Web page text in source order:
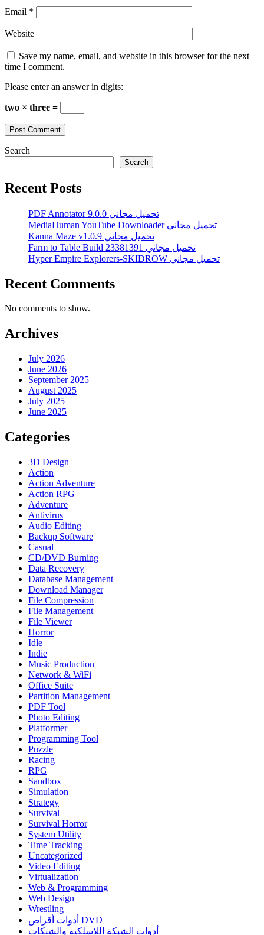
Email *
Website
Save my name, email, and website in this browser for the next
time I comment.
Please enter an answer in digits:
two × three =
Search
Search
Recent Posts
PDF Annotator 9.0.0 تحميل مجاني
MediaHuman YouTube Downloader تحميل مجاني
Kanna Maze v1.0.9 تحميل مجاني
Farm to Table Build 23381391 تحميل مجاني
Hyper Empire Explorers-SKIDROW تحميل مجاني
Recent Comments
No comments to show.
Archives
July 2026
June 2026
September 2025
August 2025
July 2025
June 2025
Categories
3D Design
Action
Action Adventure
Action RPG
Adventure
Antivirus
Audio Editing
Backup Software
Casual
CD/DVD Burning
Data Recovery
Database Management
Download Manager
File Compression
File Management
File Viewer
Horror
Idle
Indie
Music Production
Network & WiFi
Office Suite
Partition Management
PDF Tool
Photo Editing
Platformer
Programming Tool
Puzzle
Racing
RPG
Sandbox
Simulation
Strategy
Survival
Survival Horror
System Utility
Time Tracking
Uncategorized
Video Editing
Virtualization
Web & Programming
Web Design
Wrestling
أدوات أقراص DVD
أدوات الشبكة اللاسلكية والشبكات